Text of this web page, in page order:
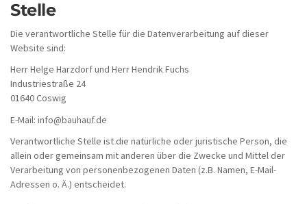
Stelle
Die verantwortliche Stelle für die Datenverarbeitung auf dieser
Website sind:
Herr Helge Harzdorf und Herr Hendrik Fuchs
Industriestraße 24
01640 Coswig
E-Mail: info@bauhauf.de
Verantwortliche Stelle ist die natürliche oder juristische Person, die
allein oder gemeinsam mit anderen über die Zwecke und Mittel der
Verarbeitung von personenbezogenen Daten (z.B. Namen, E-Mail-
Adressen o. Ä.) entscheidet.